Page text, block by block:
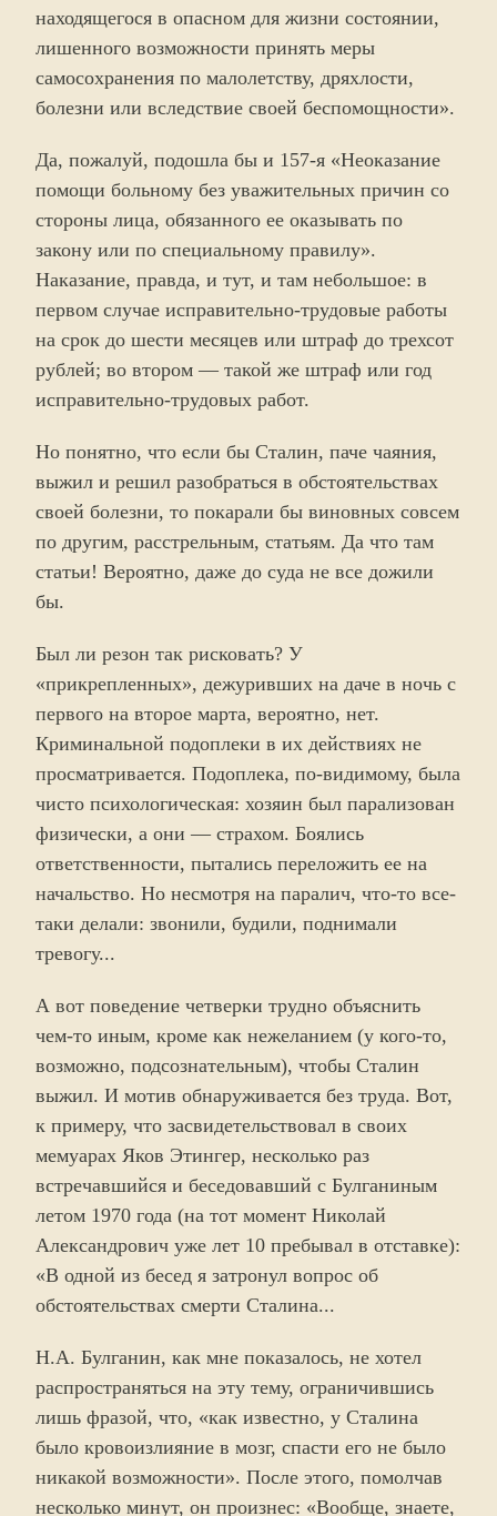
находящегося в опасном для жизни состоянии,
лишенного возможности принять меры
самосохранения по малолетству, дряхлости,
болезни или вследствие своей беспомощности».
Да, пожалуй, подошла бы и 157-я «Неоказание
помощи больному без уважительных причин со
стороны лица, обязанного ее оказывать по
закону или по специальному правилу».
Наказание, правда, и тут, и там небольшое: в
первом случае исправительно-трудовые работы
на срок до шести месяцев или штраф до трехсот
рублей; во втором — такой же штраф или год
исправительно-трудовых работ.
Но понятно, что если бы Сталин, паче чаяния,
выжил и решил разобраться в обстоятельствах
своей болезни, то покарали бы виновных совсем
по другим, расстрельным, статьям. Да что там
статьи! Вероятно, даже до суда не все дожили
бы.
Был ли резон так рисковать? У
«прикрепленных», дежуривших на даче в ночь с
первого на второе марта, вероятно, нет.
Криминальной подоплеки в их действиях не
просматривается. Подоплека, по-видимому, была
чисто психологическая: хозяин был парализован
физически, а они — страхом. Боялись
ответственности, пытались переложить ее на
начальство. Но несмотря на паралич, что-то все-
таки делали: звонили, будили, поднимали
тревогу...
А вот поведение четверки трудно объяснить
чем-то иным, кроме как нежеланием (у кого-то,
возможно, подсознательным), чтобы Сталин
выжил. И мотив обнаруживается без труда. Вот,
к примеру, что засвидетельствовал в своих
мемуарах Яков Этингер, несколько раз
встречавшийся и беседовавший с Булганиным
летом 1970 года (на тот момент Николай
Александрович уже лет 10 пребывал в отставке):
«В одной из бесед я затронул вопрос об
обстоятельствах смерти Сталина...
Н.А. Булганин, как мне показалось, не хотел
распространяться на эту тему, ограничившись
лишь фразой, что, «как известно, у Сталина
было кровоизлияние в мозг, спасти его не было
никакой возможности». После этого, помолчав
несколько минут, он произнес: «Вообще, знаете,